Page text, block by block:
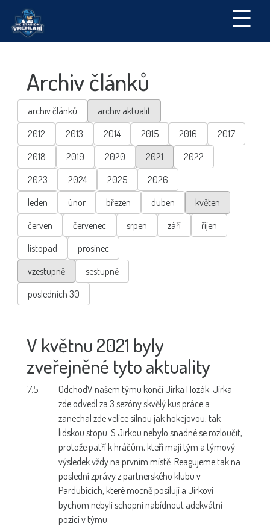
☰
Archiv článků
archiv článků
archiv aktualit
2012
2013 2014 2015 2016
2017
2018
2019 2020 2021
2022
2023
2024 2025
2026
leden
únor březen duben
květen
červen
červenec srpen září
říjen
listopad
prosinec
vzestupně
sestupně
posledních 30
V květnu 2021 byly
zveřejněné tyto aktuality
7.5. OdchodV našem týmu končí Jirka Hozák. Jirka
zde odvedl za 3 sezóny skvělý kus práce a
zanechal zde velice silnou jak hokejovou, tak
lidskou stopu. S Jirkou nebylo snadné se rozloučit,
protože patří k hráčům, kteří mají tým a týmový
výsledek vždy na prvním místě. Reagujeme tak na
poslední zprávy z partnerského klubu v
Pardubicích, které mocně posilují a Jirkovi
bychom nebyli schopni nabídnout adekvátní
pozici v týmu.